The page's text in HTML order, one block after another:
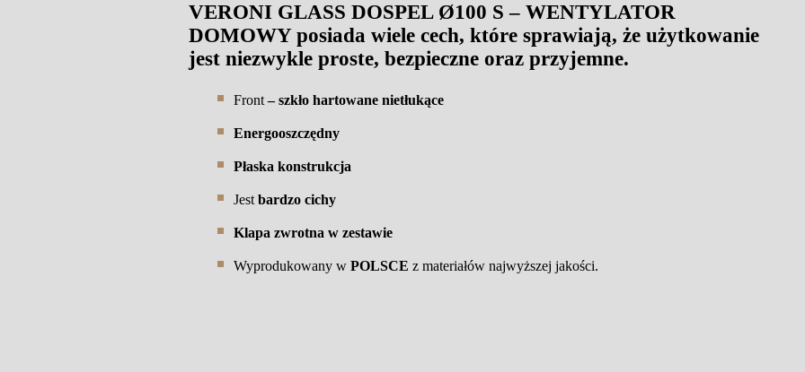
VERONI GLASS DOSPEL Ø100 S – WENTYLATOR
DOMOWY posiada wiele cech, które sprawiają, że użytkowanie
jest niezwykle proste, bezpieczne oraz przyjemne.
Front– szkło hartowane nietłukące
Energooszczędny
Płaska konstrukcja
Jestbardzo cichy
Klapa zwrotna w zestawie
Wyprodukowany w POLSCE z materiałów najwyższej jakości.